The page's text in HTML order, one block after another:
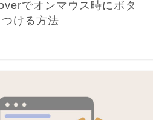
でオンマウス時にボタ
ける方法